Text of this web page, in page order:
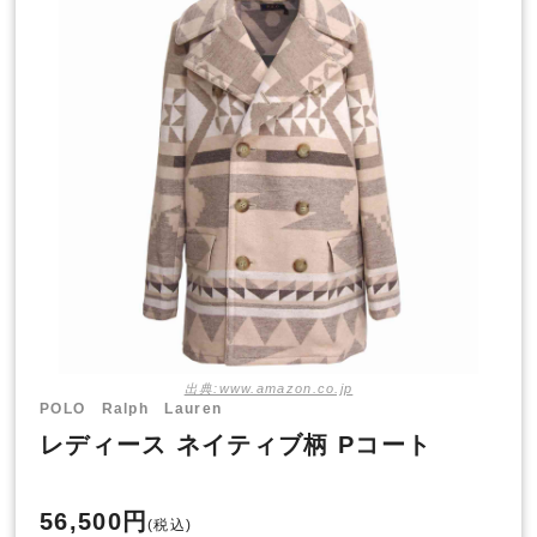
出典:www.amazon.co.jp
POLO Ralph Lauren
レディース ネイティブ柄 Pコート
56,500円(税込)